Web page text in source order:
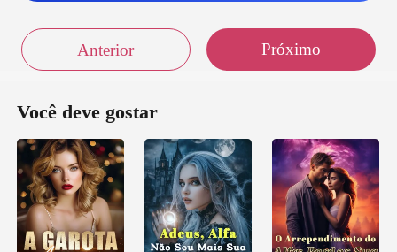
Anterior Próximo
Você deve gostar